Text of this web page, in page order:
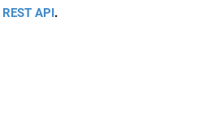
REST API.